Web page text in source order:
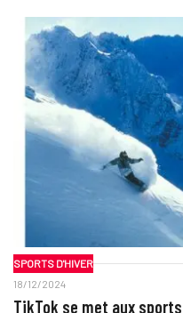
SPORTS D'HIVER
18/12/2024
TikTok se met aux sports